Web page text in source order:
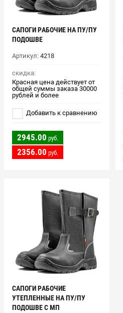
САПОГИ РАБОЧИЕ НА ПУ/ПУ
ПОДОШВЕ
Артикул: 4218
скидка:
Красная цена действует от
общей суммы заказа 30000
рублей и более
Добавить к сравнению
2945.00 руб.
2356.00 руб.
САПОГИ РАБОЧИЕ
УТЕПЛЕННЫЕ НА ПУ/ПУ
ПОДОШВЕ C МП